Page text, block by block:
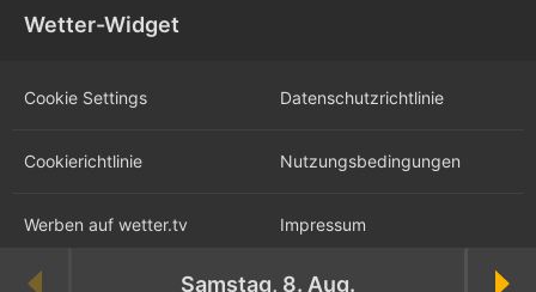
Samstag, 8. Aug.
Wetter-Widget
Cookie Settings Datenschutz­richtlinie
Cookie­richtlinie Nutzungs­bedingungen
Werben auf wetter.tv Impressum